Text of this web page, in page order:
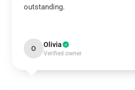
outstanding.
O Olivia
Verified owner